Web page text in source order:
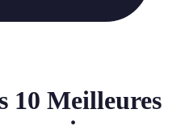
10 Meilleures